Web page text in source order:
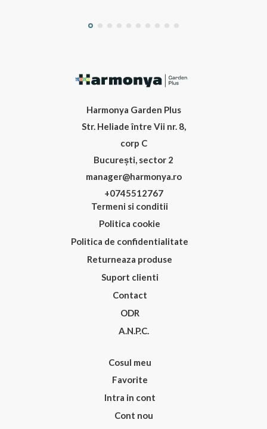
Harmonya Garden Plus
Str. Heliade între Vii nr. 8,
corp C
București, sector 2
manager@harmonya.ro
+0745512767
Termeni si conditii
Politica cookie
Politica de confidentialitate
Returneaza produse
Suport clienti
Contact
ODR
A.N.P.C.
Cosul meu
Favorite
Intra in cont
Cont nou